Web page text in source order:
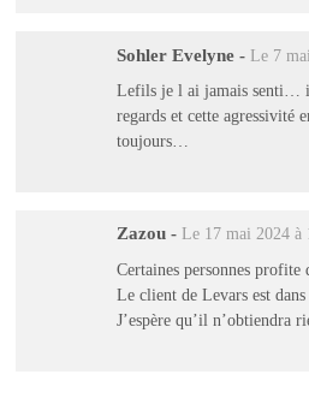
Sohler Evelyne - Le 7
Lefils je l ai jamais senti…
regards et cette agressivité
toujours…
Zazou - Le 17 mai 2024 à
Certaines personnes
Le client de Levars est
J’espère qu’il n’obtiendra